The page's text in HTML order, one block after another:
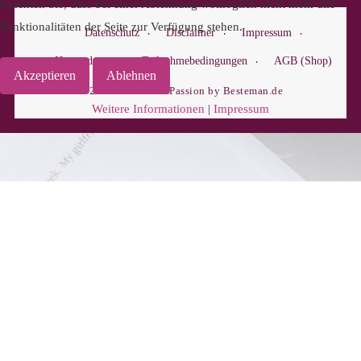
Datenschutz Disclaimer Impressum
Hausordnung Teilnahmebedingungen AGB (Shop)
© 2018-2025 BuchPassion by Besteman.de
beachten Sie, dass bei einer Ablehnung womöglich nicht mehr alle
Funktionalitäten der Seite zur Verfügung stehen.
Akzeptieren Ablehnen
Weitere Informationen | Impressum